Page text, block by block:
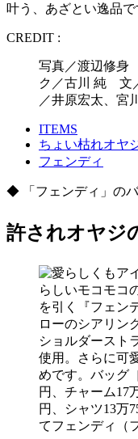
叶う、あざとい逸品
CREDIT :
写真／渡辺修
ク／古川 純 文
／井原宏太、宮
ITEMS
ちょい枯れオヤ
フェンディ
◆ 「フェンディ」の
許されオヤジ